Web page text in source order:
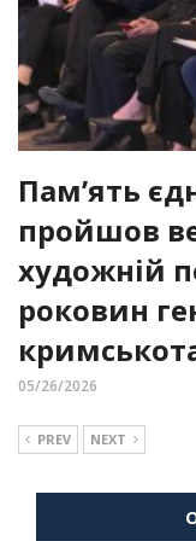
Пам’ять
пройшов
художній
роковин
05/26/2026
PREV NEXT